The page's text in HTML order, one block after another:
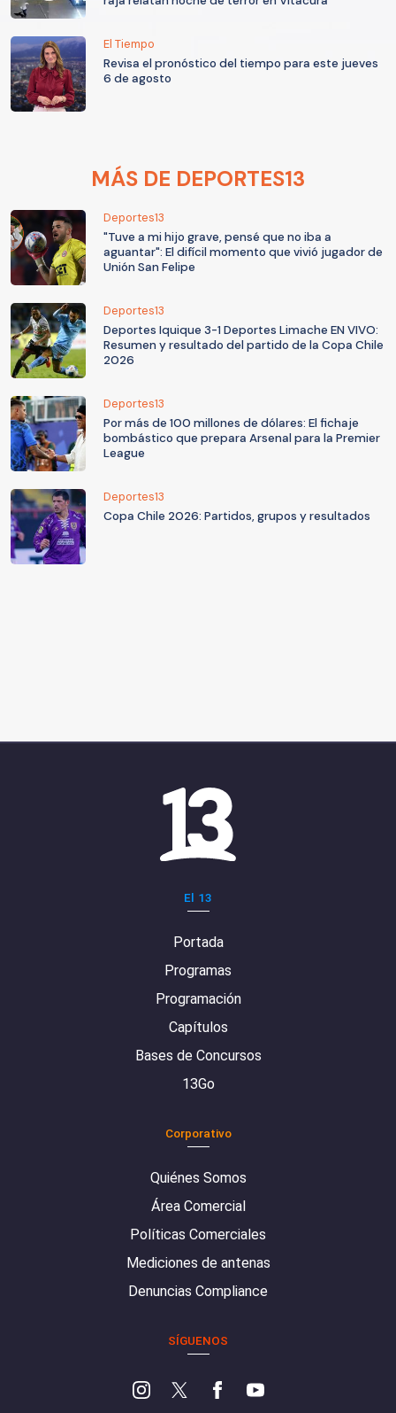
El Tiempo
Revisa el pronóstico del tiempo para este jueves
6 de agosto
MÁS DE DEPORTES13
Deportes13
"Tuve a mi hijo grave, pensé que no iba a
aguantar": El difícil momento que vivió jugador de
Unión San Felipe
Deportes13
Deportes Iquique 3-1 Deportes Limache EN VIVO:
Resumen y resultado del partido de la Copa Chile
2026
Deportes13
Por más de 100 millones de dólares: El fichaje
bombástico que prepara Arsenal para la Premier
League
Deportes13
Copa Chile 2026: Partidos, grupos y resultados
El 13
Portada
Programas
Programación
Capítulos
Bases de Concursos
13Go
Corporativo
Quiénes Somos
Área Comercial
Políticas Comerciales
Mediciones de antenas
Denuncias Compliance
SÍGUENOS